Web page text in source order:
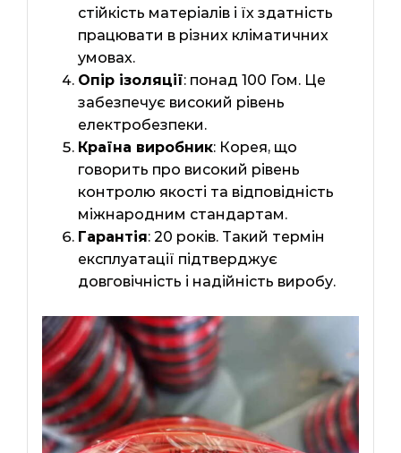
стійкість матеріалів і їх здатність
працювати в різних кліматичних
умовах.
Опір ізоляції: понад 100 Гом. Це
забезпечує високий рівень
електробезпеки.
Країна виробник: Корея, що
говорить про високий рівень
контролю якості та відповідність
міжнародним стандартам.
Гарантія: 20 років. Такий термін
експлуатації підтверджує
довговічність і надійність виробу.